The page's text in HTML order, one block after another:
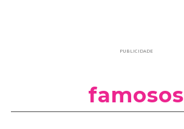
PUBLICIDADE
famosos